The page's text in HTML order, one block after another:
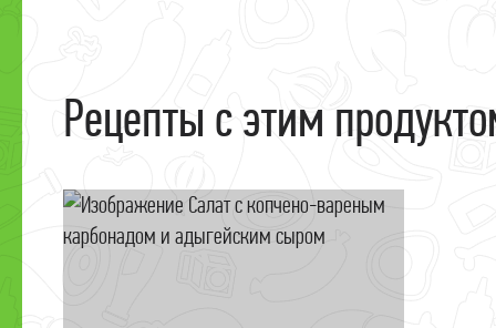
Рецепты с этим